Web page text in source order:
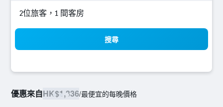
2位旅客，1 間客房
搜尋
優惠來自HK$1,336/最便宜的每晚價格